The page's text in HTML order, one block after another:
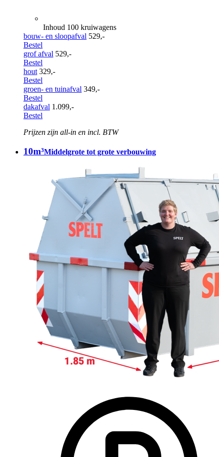
Inhoud 100 kruiwagens
bouw- en sloopafval 529,-
Bestel
grof afval 529,-
Bestel
hout 329,-
Bestel
groen- en tuinafval 349,-
Bestel
dakafval 1.099,-
Bestel
Prijzen zijn all-in en incl. BTW
10m³Middelgrote tot grote verbouwing